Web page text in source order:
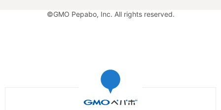
©GMO Pepabo, Inc. All rights reserved.